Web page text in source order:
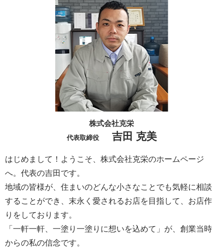
株式会社克栄
代表取締役 吉田 克美
はじめまして！ようこそ、株式会社克栄のホームページ
へ。代表の吉田です。
地域の皆様が、住まいのどんな小さなことでも気軽に相談
することができ、末永く愛されるお店を目指して、お店作
りをしております。
「一軒一軒、一塗り一塗りに想いを込めて」が、創業当時
からの私の信念です。